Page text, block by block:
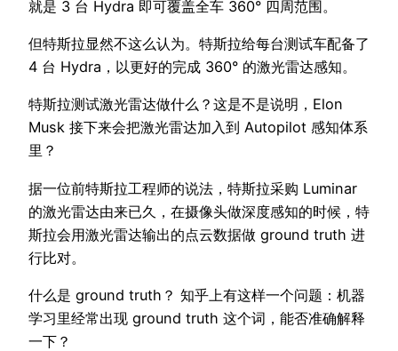
就是 3 台 Hydra 即可覆盖全车 360° 四周范围。
但特斯拉显然不这么认为。特斯拉给每台测试车配备了
4 台 Hydra，以更好的完成 360° 的激光雷达感知。
特斯拉测试激光雷达做什么？这是不是说明，Elon
Musk 接下来会把激光雷达加入到 Autopilot 感知体系
里？
据一位前特斯拉工程师的说法，特斯拉采购 Luminar
的激光雷达由来已久，在摄像头做深度感知的时候，特
斯拉会用激光雷达输出的点云数据做 ground truth 进
行比对。
什么是 ground truth？ 知乎上有这样一个问题：机器
学习里经常出现 ground truth 这个词，能否准确解释
一下？